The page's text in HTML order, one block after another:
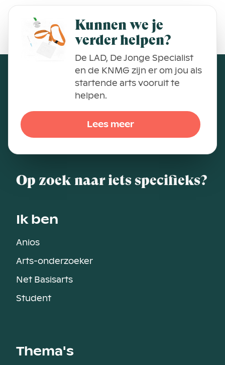
Kunnen we je
verder helpen?
De LAD, De Jonge Specialist
en de KNMG zijn er om jou als
startende arts vooruit te
helpen.
Lees meer
Op zoek naar iets specifieks?
Ik ben
Anios
Arts-onderzoeker
Net Basisarts
Student
Thema's